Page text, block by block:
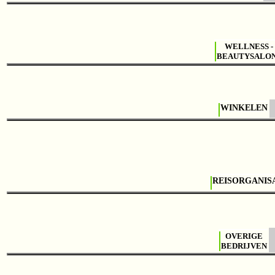
WELLNESS -
WINKELEN
OVERIGE
BEDRIJVEN